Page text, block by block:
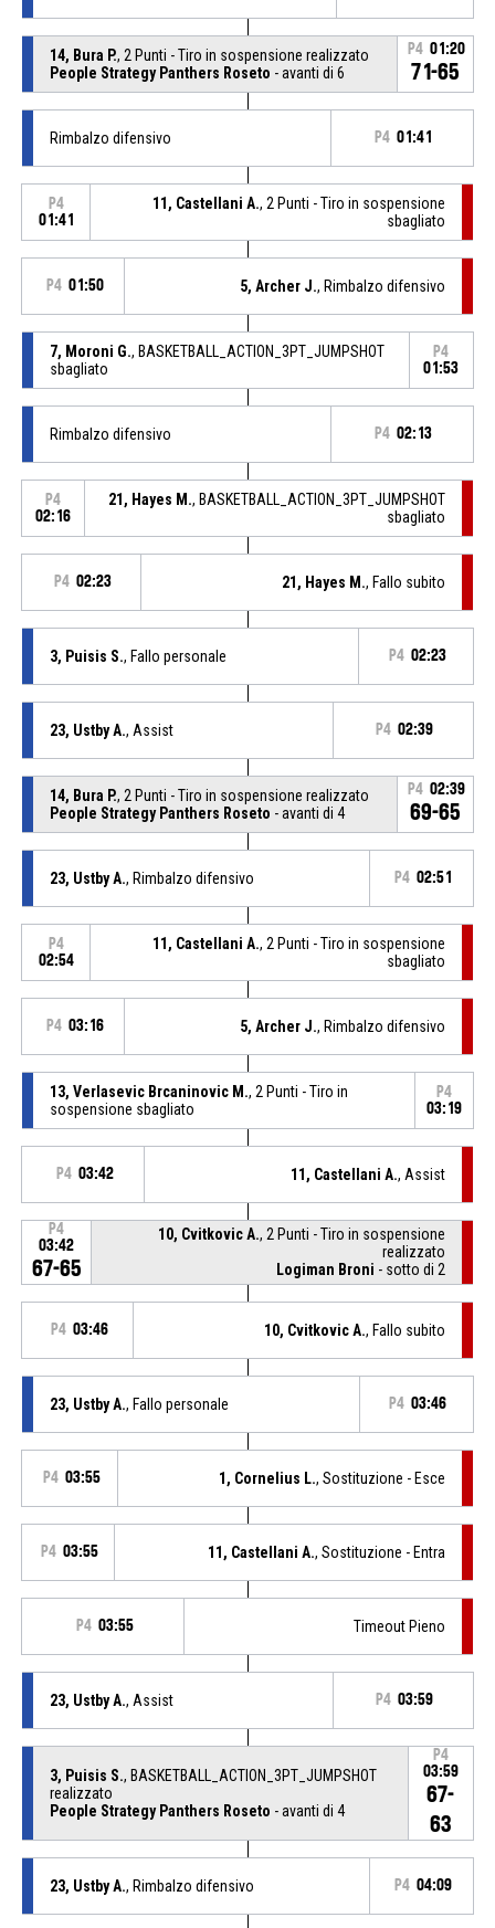
14, Bura P., 2 Punti - Tiro in sospensione realizzato
People Strategy Panthers Roseto - avanti di 6
P4 01:20
71-65
Rimbalzo difensivo P4 01:41
P4
01:41
11, Castellani A., 2 Punti - Tiro in sospensione
sbagliato
P4 01:50 5, Archer J., Rimbalzo difensivo
7, Moroni G., BASKETBALL_ACTION_3PT_JUMPSHOT
sbagliato
P4
01:53
Rimbalzo difensivo P4 02:13
P4
02:16
21, Hayes M., BASKETBALL_ACTION_3PT_JUMPSHOT
sbagliato
P4 02:23 21, Hayes M., Fallo subito
3, Puisis S., Fallo personale P4 02:23
23, Ustby A., Assist P4 02:39
14, Bura P., 2 Punti - Tiro in sospensione realizzato
People Strategy Panthers Roseto - avanti di 4
P4 02:39
69-65
23, Ustby A., Rimbalzo difensivo P4 02:51
P4
02:54
11, Castellani A., 2 Punti - Tiro in sospensione
sbagliato
P4 03:16 5, Archer J., Rimbalzo difensivo
13, Verlasevic Brcaninovic M., 2 Punti - Tiro in
sospensione sbagliato
P4
03:19
P4 03:42 11, Castellani A., Assist
P4
03:42
67-65
10, Cvitkovic A., 2 Punti - Tiro in sospensione
realizzato
Logiman Broni - sotto di 2
P4 03:46 10, Cvitkovic A., Fallo subito
23, Ustby A., Fallo personale P4 03:46
P4 03:55 1, Cornelius L., Sostituzione - Esce
P4 03:55 11, Castellani A., Sostituzione - Entra
P4 03:55 Timeout Pieno
23, Ustby A., Assist P4 03:59
3, Puisis S., BASKETBALL_ACTION_3PT_JUMPSHOT
realizzato
People Strategy Panthers Roseto - avanti di 4
P4
03:59
67-
63
23, Ustby A., Rimbalzo difensivo P4 04:09